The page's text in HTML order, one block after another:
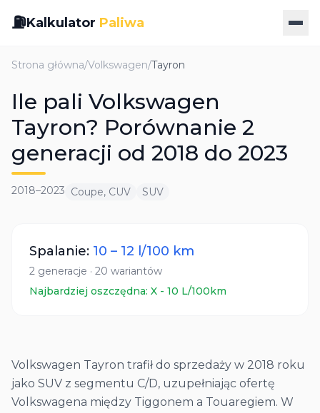
⛽Kalkulator Paliwa
Strona główna/Volkswagen/Tayron
Ile pali Volkswagen
Tayron? Porównanie 2
generacji od 2018 do 2023
2018–2023 Coupe, CUV SUV
Spalanie: 10 – 12 l/100 km
2 generacje · 20 wariantów
Najbardziej oszczędna: X - 10 L/100km
Volkswagen Tayron trafił do sprzedaży w 2018 roku
jako SUV z segmentu C/D, uzupełniając ofertę
Volkswagena między Tiggonem a Touaregiem. W